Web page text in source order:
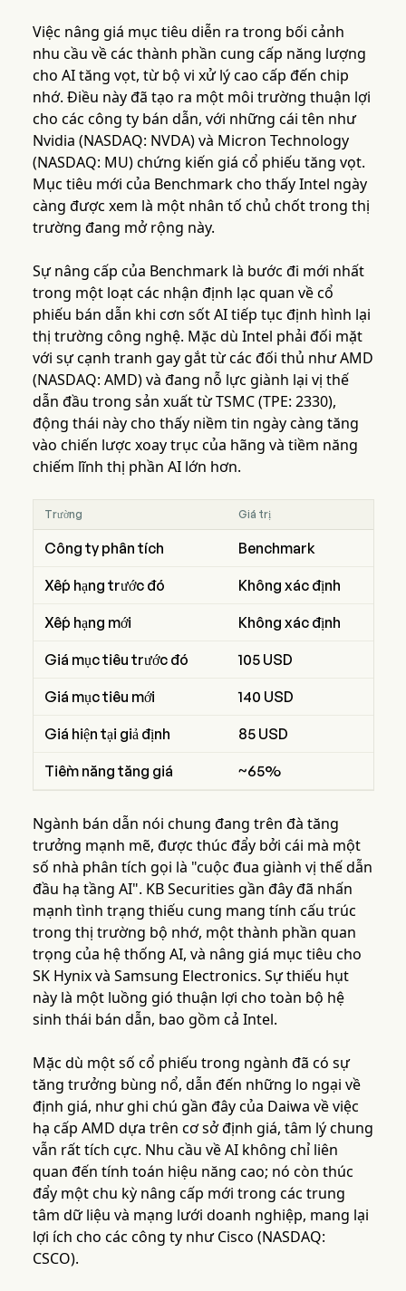
Việc nâng giá mục tiêu diễn ra trong bối cảnh
nhu cầu về các thành phần cung cấp năng lượng
cho AI tăng vọt, từ bộ vi xử lý cao cấp đến chip
nhớ. Điều này đã tạo ra một môi trường thuận lợi
cho các công ty bán dẫn, với những cái tên như
Nvidia (NASDAQ: NVDA) và Micron Technology
(NASDAQ: MU) chứng kiến giá cổ phiếu tăng vọt.
Mục tiêu mới của Benchmark cho thấy Intel ngày
càng được xem là một nhân tố chủ chốt trong thị
trường đang mở rộng này.
Sự nâng cấp của Benchmark là bước đi mới nhất
trong một loạt các nhận định lạc quan về cổ
phiếu bán dẫn khi cơn sốt AI tiếp tục định hình lại
thị trường công nghệ. Mặc dù Intel phải đối mặt
với sự cạnh tranh gay gắt từ các đối thủ như AMD
(NASDAQ: AMD) và đang nỗ lực giành lại vị thế
dẫn đầu trong sản xuất từ TSMC (TPE: 2330),
động thái này cho thấy niềm tin ngày càng tăng
vào chiến lược xoay trục của hãng và tiềm năng
chiếm lĩnh thị phần AI lớn hơn.
Trường Giá trị
Công ty phân tích Benchmark
Xếp hạng trước đó Không xác định
Xếp hạng mới Không xác định
Giá mục tiêu trước đó 105 USD
Giá mục tiêu mới 140 USD
Giá hiện tại giả định 85 USD
Tiềm năng tăng giá ~65%
Ngành bán dẫn nói chung đang trên đà tăng
trưởng mạnh mẽ, được thúc đẩy bởi cái mà một
số nhà phân tích gọi là "cuộc đua giành vị thế dẫn
đầu hạ tầng AI". KB Securities gần đây đã nhấn
mạnh tình trạng thiếu cung mang tính cấu trúc
trong thị trường bộ nhớ, một thành phần quan
trọng của hệ thống AI, và nâng giá mục tiêu cho
SK Hynix và Samsung Electronics. Sự thiếu hụt
này là một luồng gió thuận lợi cho toàn bộ hệ
sinh thái bán dẫn, bao gồm cả Intel.
Mặc dù một số cổ phiếu trong ngành đã có sự
tăng trưởng bùng nổ, dẫn đến những lo ngại về
định giá, như ghi chú gần đây của Daiwa về việc
hạ cấp AMD dựa trên cơ sở định giá, tâm lý chung
vẫn rất tích cực. Nhu cầu về AI không chỉ liên
quan đến tính toán hiệu năng cao; nó còn thúc
đẩy một chu kỳ nâng cấp mới trong các trung
tâm dữ liệu và mạng lưới doanh nghiệp, mang lại
lợi ích cho các công ty như Cisco (NASDAQ:
CSCO).